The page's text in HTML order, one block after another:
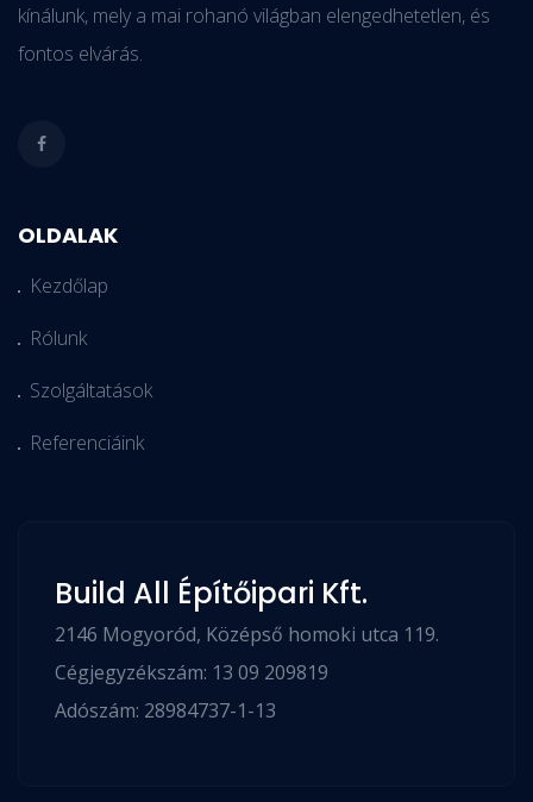
kínálunk, mely a mai rohanó világban elengedhetetlen, és
fontos elvárás.
OLDALAK
Kezdőlap
Rólunk
Szolgáltatások
Referenciáink
Build All Építőipari Kft.
2146 Mogyoród, Középső homoki utca 119.
Cégjegyzékszám: 13 09 209819
Adószám: 28984737-1-13